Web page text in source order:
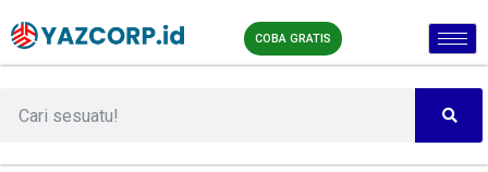
COBA GRATIS